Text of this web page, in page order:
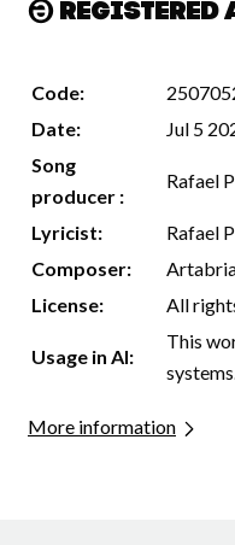
Registered
Code:
Date:
Jul 5
Song
producer :
Rafael
Lyricist:
Rafael
Composer:
License:
All
Usage in AI:
This
More information